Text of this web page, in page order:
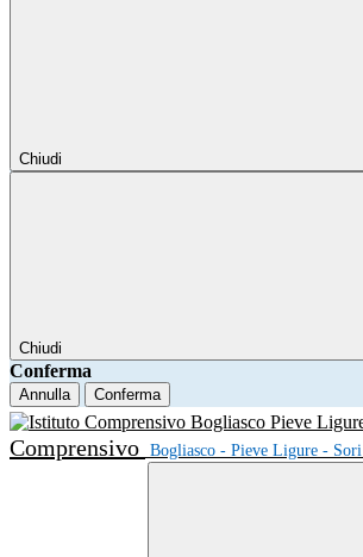
Chiudi
Chiudi
Conferma
Annulla Conferma
Comprensivo Bogliasco - Pieve Ligure - Sori